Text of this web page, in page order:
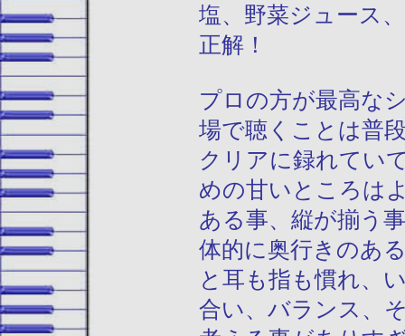
塩、野菜ジュース
正解！
プロの方が最高な
場で聴くことは普
クリアに録れてい
めの甘いところは
ある事、縦が揃う
体的に奥行きのあ
と耳も指も慣れ、
合い、バランス、